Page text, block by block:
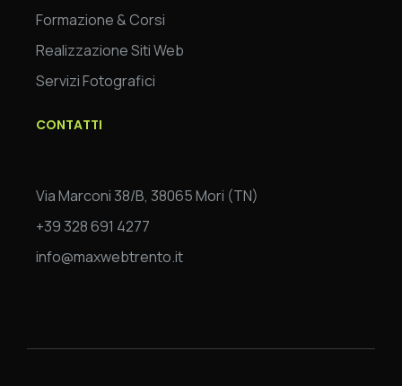
Formazione & Corsi
Realizzazione Siti Web
Servizi Fotografici
CONTATTI
Via Marconi 38/B, 38065 Mori (TN)
+39 328 691 4277
info@maxwebtrento.it